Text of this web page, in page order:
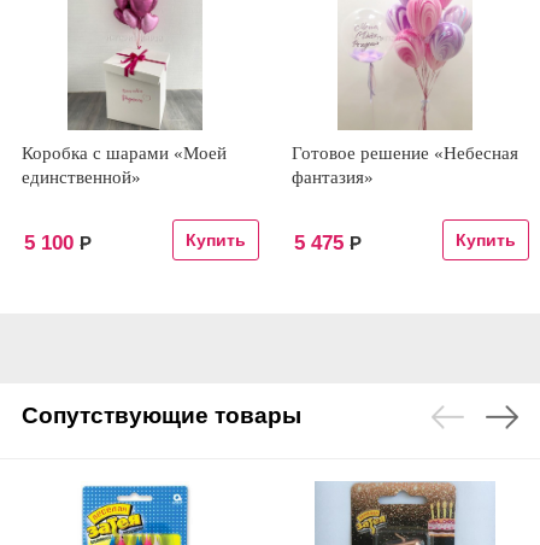
Коробка с шарами «Моей
единственной»
5 100 Р
Готовое решение «Небесная
фантазия»
5 475 Р
Сопутствующие товары